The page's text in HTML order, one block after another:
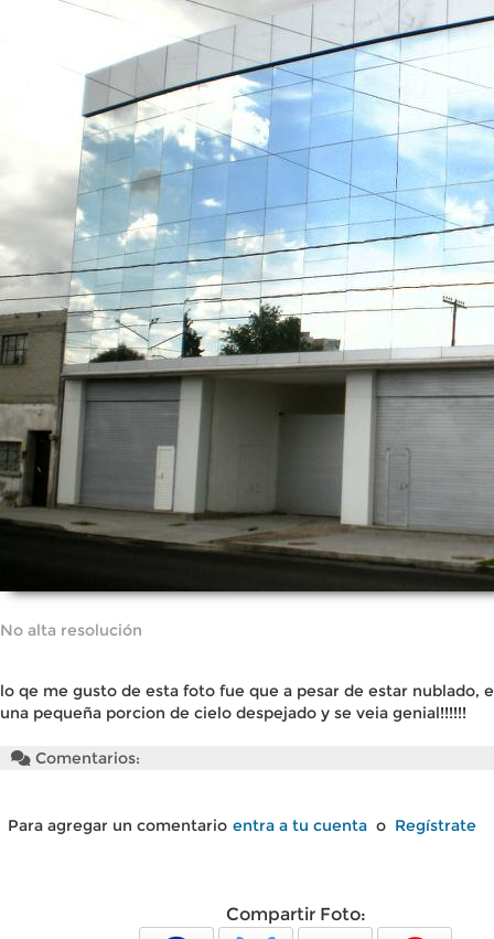
No alta resolución
lo qe me gusto de esta foto fue que a pesar de estar nublado,
una pequeña porcion de cielo despejado y se veia genial!!!!!!
Comentarios:
Para agregar un comentario entra a tu cuenta o Regístrate
Compartir Foto: